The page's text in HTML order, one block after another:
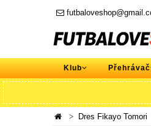
Klub Přehrávač
Dres Fikayo Tomori